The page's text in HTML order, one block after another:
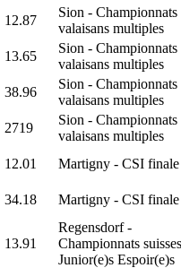
12.87
Sion - Championnats
valaisans multiples
13.65
Sion - Championnats
valaisans multiples
38.96
Sion - Championnats
valaisans multiples
2719
Sion - Championnats
valaisans multiples
12.01 Martigny - CSI
34.18 Martigny - CSI
13.91
Regensdorf-
Championnats suisses
Junior(e)s Espoir(e)s